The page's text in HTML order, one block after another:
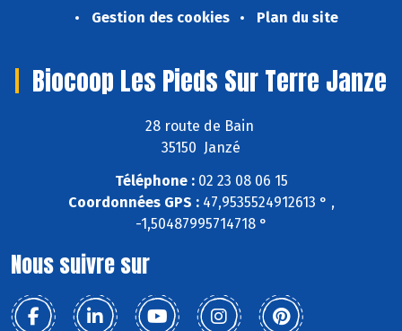
Gestion des cookies
Plan du site
Biocoop Les Pieds Sur Terre Janze
28 route de Bain
35150 Janzé
Téléphone :02 23 08 06 15
Coordonnées GPS :47,9535524912613 ° ,
-1,50487995714718 °
Nous suivre sur